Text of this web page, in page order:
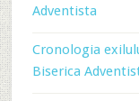
Adventista
Cronologia
Biserica